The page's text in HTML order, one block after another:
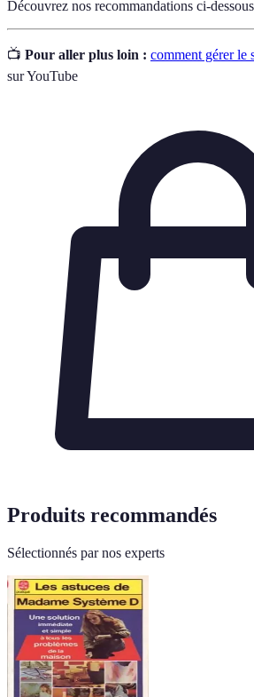
Découvrez nos recommandations ci-
📺 Pour aller plus loin : comment gérer le
sur YouTube
Produits recommandés
Sélectionnés par nos experts